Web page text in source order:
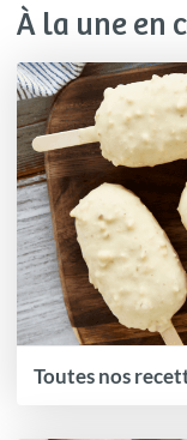
À la une en
Toutes nos